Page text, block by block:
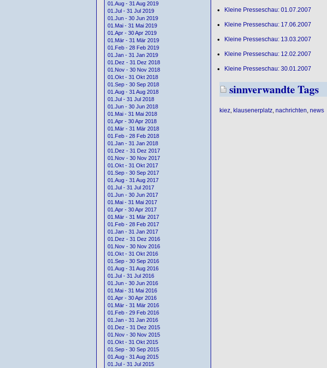
01.Aug - 31 Aug 2019
01.Jul - 31 Jul 2019
01.Jun - 30 Jun 2019
01.Mai - 31 Mai 2019
01.Apr - 30 Apr 2019
01.Mär - 31 Mär 2019
01.Feb - 28 Feb 2019
01.Jan - 31 Jan 2019
01.Dez - 31 Dez 2018
01.Nov - 30 Nov 2018
01.Okt - 31 Okt 2018
01.Sep - 30 Sep 2018
01.Aug - 31 Aug 2018
01.Jul - 31 Jul 2018
01.Jun - 30 Jun 2018
01.Mai - 31 Mai 2018
01.Apr - 30 Apr 2018
01.Mär - 31 Mär 2018
01.Feb - 28 Feb 2018
01.Jan - 31 Jan 2018
01.Dez - 31 Dez 2017
01.Nov - 30 Nov 2017
01.Okt - 31 Okt 2017
01.Sep - 30 Sep 2017
01.Aug - 31 Aug 2017
01.Jul - 31 Jul 2017
01.Jun - 30 Jun 2017
01.Mai - 31 Mai 2017
01.Apr - 30 Apr 2017
01.Mär - 31 Mär 2017
01.Feb - 28 Feb 2017
01.Jan - 31 Jan 2017
01.Dez - 31 Dez 2016
01.Nov - 30 Nov 2016
01.Okt - 31 Okt 2016
01.Sep - 30 Sep 2016
01.Aug - 31 Aug 2016
01.Jul - 31 Jul 2016
01.Jun - 30 Jun 2016
01.Mai - 31 Mai 2016
01.Apr - 30 Apr 2016
01.Mär - 31 Mär 2016
01.Feb - 29 Feb 2016
01.Jan - 31 Jan 2016
01.Dez - 31 Dez 2015
01.Nov - 30 Nov 2015
01.Okt - 31 Okt 2015
01.Sep - 30 Sep 2015
01.Aug - 31 Aug 2015
01.Jul - 31 Jul 2015
Kleine Presseschau: 01.07.2007
Kleine Presseschau: 17.06.2007
Kleine Presseschau: 13.03.2007
Kleine Presseschau: 12.02.2007
Kleine Presseschau: 30.01.2007
sinnverwandte Tags
kiez, klausenerplatz, nachrichten news